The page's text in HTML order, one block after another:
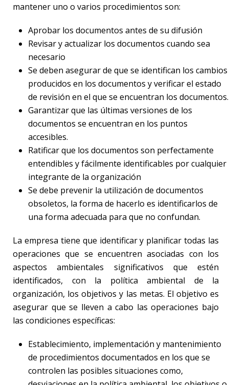
mantener uno o varios procedimientos son:
Aprobar los documentos antes de su difusión
Revisar y actualizar los documentos cuando sea
necesario
Se deben asegurar de que se identifican los cambios
producidos en los documentos y verificar el estado
de revisión en el que se encuentran los documentos.
Garantizar que las últimas versiones de los
documentos se encuentran en los puntos
accesibles.
Ratificar que los documentos son perfectamente
entendibles y fácilmente identificables por cualquier
integrante de la organización
Se debe prevenir la utilización de documentos
obsoletos, la forma de hacerlo es identificarlos de
una forma adecuada para que no confundan.
La empresa tiene que identificar y planificar todas las
operaciones que se encuentren asociadas con los
aspectos ambientales significativos que estén
identificados, con la política ambiental de la
organización, los objetivos y las metas. El objetivo es
asegurar que se lleven a cabo las operaciones bajo
las condiciones específicas:
Establecimiento, implementación y mantenimiento
de procedimientos documentados en los que se
controlen las posibles situaciones como,